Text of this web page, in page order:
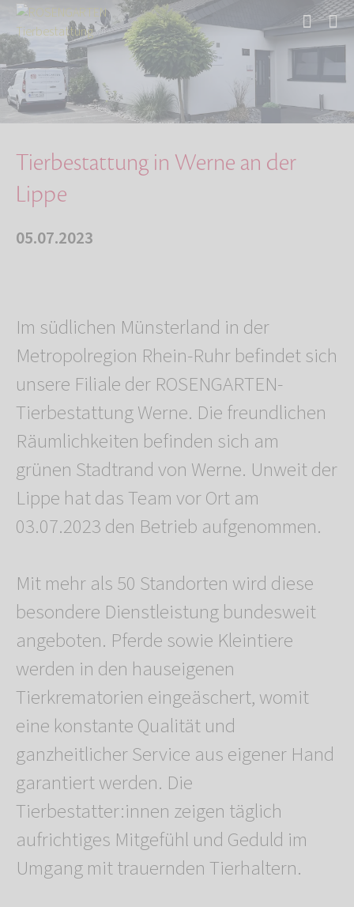
Start Über uns Aktuelles Tierbestattung in Werne an der Lippe
Tierbestattung in Werne an der
Lippe
05.07.2023
Im südlichen Münsterland in der
Metropolregion Rhein-Ruhr befindet sich
unsere Filiale der ROSENGARTEN-
Tierbestattung Werne. Die freundlichen
Räumlichkeiten befinden sich am
grünen Stadtrand von Werne. Unweit der
Lippe hat das Team vor Ort am
03.07.2023 den Betrieb aufgenommen.
Mit mehr als 50 Standorten wird diese
besondere Dienstleistung bundesweit
angeboten. Pferde sowie Kleintiere
werden in den hauseigenen
Tierkrematorien eingeäschert, womit
eine konstante Qualität und
ganzheitlicher Service aus eigener Hand
garantiert werden. Die
Tierbestatter:innen zeigen täglich
aufrichtiges Mitgefühl und Geduld im
Umgang mit trauernden Tierhaltern.